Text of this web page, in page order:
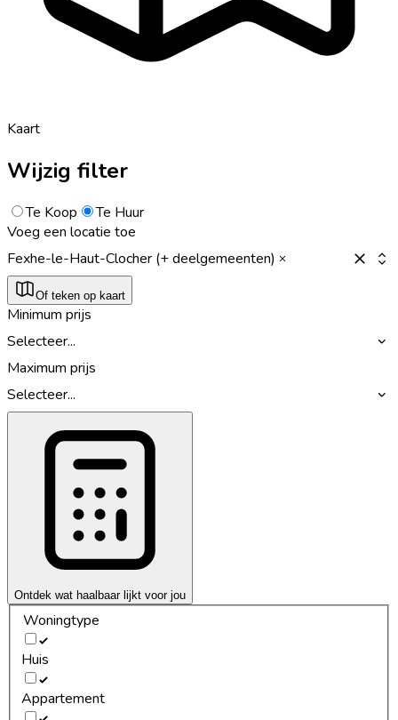
Kaart
Wijzig filter
Te Koop
Te Huur
Voeg een locatie toe
Fexhe-le-Haut-Clocher (+ deelgemeenten)
Of teken op kaart
Minimum prijs
Selecteer...
Maximum prijs
Selecteer...
Ontdek wat haalbaar lijkt voor jou
Woningtype
Huis
Appartement